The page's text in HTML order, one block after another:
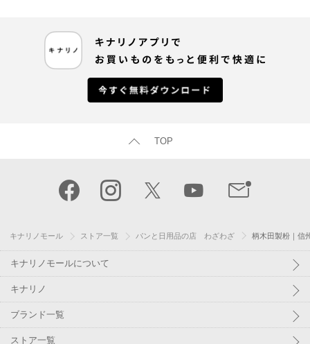
TOP
キナリノモール ストア一覧 パンと日用品の店 わざわざ 柄木田製粉｜信
キナリノモールについて
キナリノ
ブランド一覧
ストア一覧